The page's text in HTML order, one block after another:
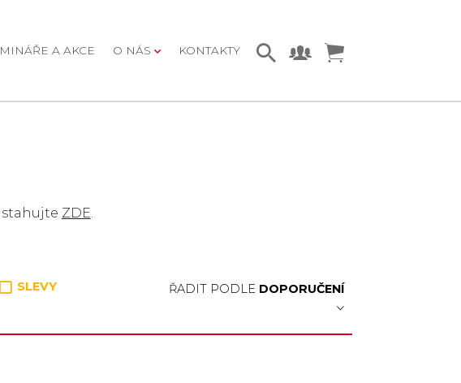
A AKCE O NÁS KONTAKTY
ZDE.
SLEVY ŘADIT PODLE DOPORUČENÍ